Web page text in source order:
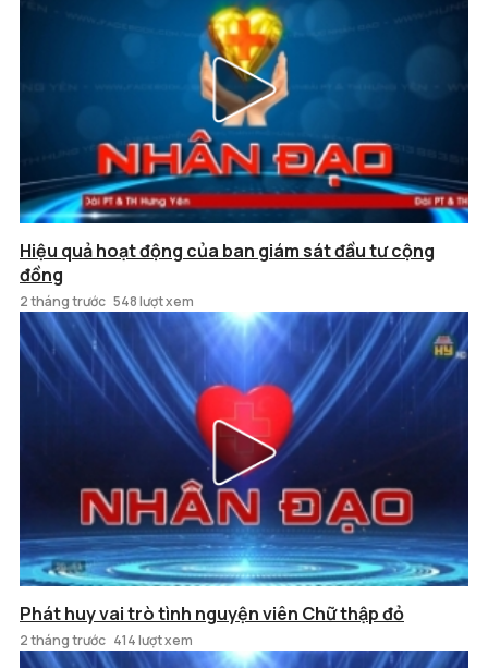
Hiệu quả hoạt động của ban giám sát đầu tư cộng
đồng
2 tháng trước 548 lượt xem
Phát huy vai trò tình nguyện viên Chữ thập đỏ
2 tháng trước 414 lượt xem